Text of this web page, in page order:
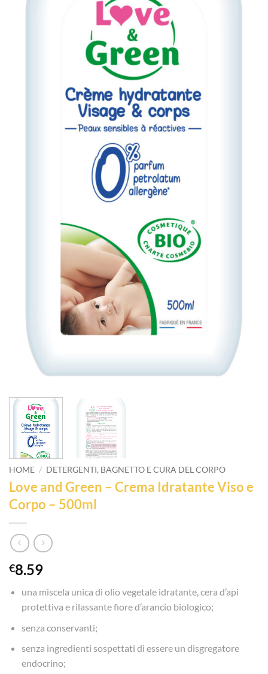
HOME / DETERGENTI, BAGNETTO E CURA DEL CORPO
Love and Green – Crema Idratante Viso e
Corpo – 500ml
€8.59
una miscela unica di olio vegetale idratante, cera d’api
protettiva e rilassante fiore d’arancio biologico;
senza conservanti;
senza ingredienti sospettati di essere un disgregatore
endocrino;